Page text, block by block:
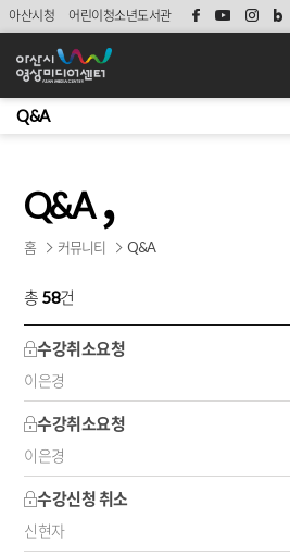
아산시청 어린이청소년도서관
Q&A
Q&A
홈 커뮤니티 Q&A
총 58건
수강취소요청
이은경
수강취소요청
이은경
수강신청 취소
신현자